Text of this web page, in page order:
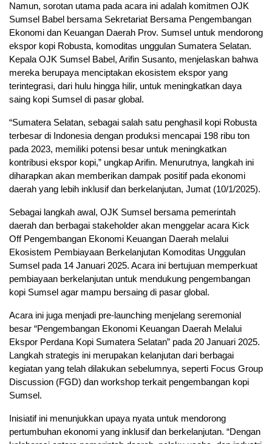
Namun, sorotan utama pada acara ini adalah komitmen OJK
Sumsel Babel bersama Sekretariat Bersama Pengembangan
Ekonomi dan Keuangan Daerah Prov. Sumsel untuk mendorong
ekspor kopi Robusta, komoditas unggulan Sumatera Selatan.
Kepala OJK Sumsel Babel, Arifin Susanto, menjelaskan bahwa
mereka berupaya menciptakan ekosistem ekspor yang
terintegrasi, dari hulu hingga hilir, untuk meningkatkan daya
saing kopi Sumsel di pasar global.
“Sumatera Selatan, sebagai salah satu penghasil kopi Robusta
terbesar di Indonesia dengan produksi mencapai 198 ribu ton
pada 2023, memiliki potensi besar untuk meningkatkan
kontribusi ekspor kopi,” ungkap Arifin. Menurutnya, langkah ini
diharapkan akan memberikan dampak positif pada ekonomi
daerah yang lebih inklusif dan berkelanjutan, Jumat (10/1/2025).
Sebagai langkah awal, OJK Sumsel bersama pemerintah
daerah dan berbagai stakeholder akan menggelar acara Kick
Off Pengembangan Ekonomi Keuangan Daerah melalui
Ekosistem Pembiayaan Berkelanjutan Komoditas Unggulan
Sumsel pada 14 Januari 2025. Acara ini bertujuan memperkuat
pembiayaan berkelanjutan untuk mendukung pengembangan
kopi Sumsel agar mampu bersaing di pasar global.
Acara ini juga menjadi pre-launching menjelang seremonial
besar “Pengembangan Ekonomi Keuangan Daerah Melalui
Ekspor Perdana Kopi Sumatera Selatan” pada 20 Januari 2025.
Langkah strategis ini merupakan kelanjutan dari berbagai
kegiatan yang telah dilakukan sebelumnya, seperti Focus Group
Discussion (FGD) dan workshop terkait pengembangan kopi
Sumsel.
Inisiatif ini menunjukkan upaya nyata untuk mendorong
pertumbuhan ekonomi yang inklusif dan berkelanjutan. “Dengan